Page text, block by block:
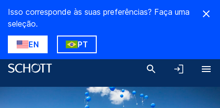
Isso corresponde às suas preferências? Faça uma
seleção.
EN PT